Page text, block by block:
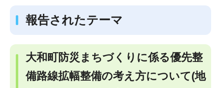
報告されたテーマ
大和町防災まちづくりに係る優先整
備路線拡幅整備の考え方について(地